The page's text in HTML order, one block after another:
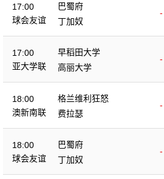
17:00
球会友谊
巴蜀府
-
丁加奴
17:00
亚大学联
早稻田大学
-
高丽大学
18:00
澳新南联
格兰维利狂怒
-
费拉瑟
18:00
球会友谊
巴蜀府
-
丁加奴